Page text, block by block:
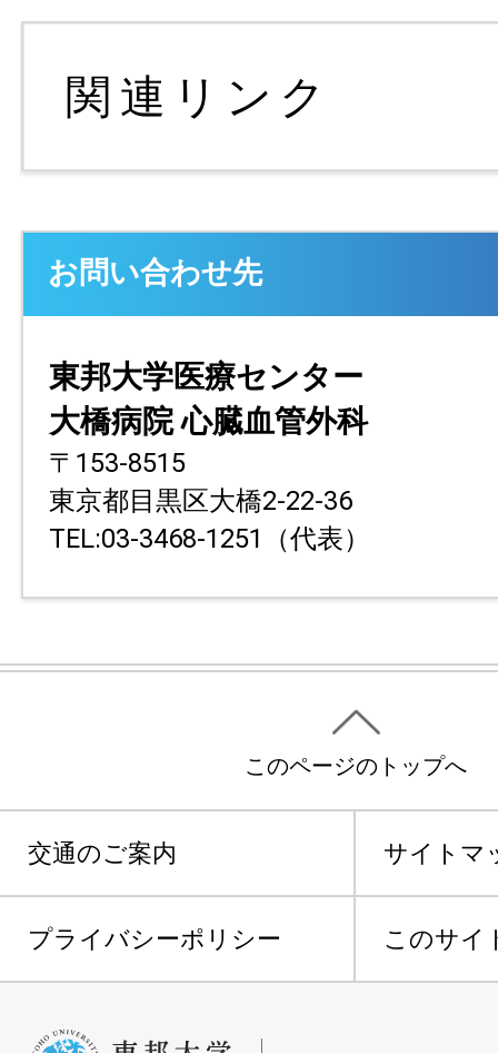
お問い合わせ先
東邦大学医療センター
大橋病院 心臓血管外科
〒153-8515
東京都目黒区大橋2-22-36
TEL:03-3468-1251（代表）
このページのトップへ
交通のご案内 サイトマ
プライバシーポリシー このサイ